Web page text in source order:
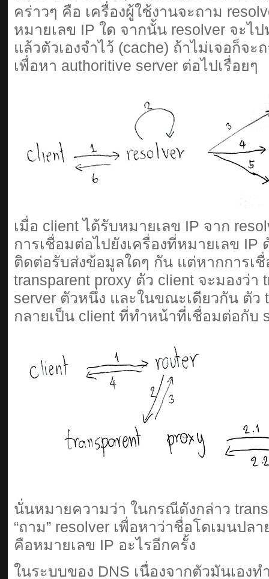
คร่าวๆ คือ เครื่องผู้ใช้งานจะถาม
หมายเลข IP ใด จากนั้น resolver จะไ
แล้วตัวเองจำไว้ (cache) ถ้าไม่เจอก็จะ
เพื่อหา authoritive server ต่อไปเรื่อยๆ
เมื่อ client ได้รับหมายเลข IP จาก
การเชื่อมต่อไปยังเครื่องที่หมายเลข IP
ติดต่อรับส่งข้อมูลใดๆ กัน แต่หากการเ
transparent proxy ตัว client จะมองว่า
server ตัวหนึ่ง และในขณะเดียวกัน ตัว
กลายเป็น client ที่ทำหน้าที่เชื่อมต่อกับ
นั่นหมายความว่า ในกรณีดังกล่าว
“ถาม” resolver เพื่อหาว่าชื่อโดเมนปล
คือหมายเลข IP อะไรอีกครั้ง
ในระบบของ DNS เนื่องจากตัวมันเอง